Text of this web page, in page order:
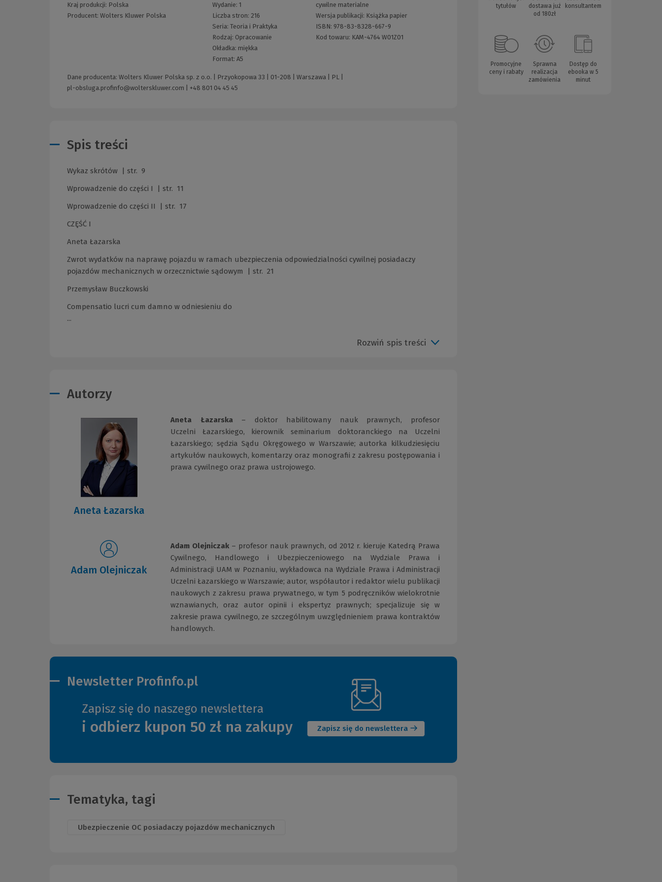
Kraj produkcji: Polska
Producent: Wolters Kluwer Polska
Wydanie:1
Liczba stron: 216
Seria:Teoria i Praktyka
Rodzaj: Opracowanie
Okładka: miękka
Format:A5
cywilne materialne
Wersja publikacji: Książka papier
ISBN: 978-83-8328-667-9
Kod towaru: KAM-4764 W01Z01
Dane producenta: Wolters Kluwer Polska sp. z o.o. | Przyokopowa 33 | 01-208 | Warszawa | PL |
pl-obsluga.profinfo@wolterskluwer.com
+48 801 04 45 45
Spis treści
Wykaz skrótów | str. 9
Wprowadzenie do części I | str. 11
Wprowadzenie do części II | str. 17
CZĘŚĆ I
Aneta Łazarska
Zwrot wydatków na naprawę pojazdu w ramach ubezpieczenia odpowiedzialności cywilnej posiadaczy
pojazdów mechanicznych w orzecznictwie sądowym | str. 21
Przemysław Buczkowski
Compensatio lucri cum damno w odniesieniu do
...
Rozwiń spis treści
Autorzy
Aneta Łazarska
Aneta Łazarska– doktor habilitowany nauk prawnych, profesor
Uczelni Łazarskiego, kierownik seminarium doktoranckiego na Uczelni
Łazarskiego; sędzia Sądu Okręgowego w Warszawie; autorka kilkudziesięciu
artykułów naukowych, komentarzy oraz monografii z zakresu postępowania i
prawa cywilnego oraz prawa ustrojowego.
Adam Olejniczak
Adam Olejniczak – profesor nauk prawnych, od 2012 r. kieruje Katedrą Prawa
Cywilnego, Handlowego i Ubezpieczeniowego na Wydziale Prawa i
Administracji UAM w Poznaniu, wykładowca na Wydziale Prawa i Administracji
Uczelni Łazarskiego w Warszawie; autor, współautor i redaktor wielu publikacji
naukowych z zakresu prawa prywatnego, w tym 5 podręczników wielokrotnie
wznawianych, oraz autor opinii i ekspertyz prawnych; specjalizuje się w
zakresie prawa cywilnego, ze szczególnym uwzględnieniem prawa kontraktów
handlowych.
Newsletter Profinfo.pl
Zapisz się do naszego newslettera
i odbierz kupon 50 zł na zakupy Zapisz się do newslettera
okno)
Tematyka, tagi
Ubezpieczenie OC posiadaczy pojazdów mechanicznych
tytułów
dostawa już
od 180zł
konsultantem
Promocyjne
ceny i rabaty
Sprawna
realizacja
zamówienia
Dostęp do
ebooka w 5
minut